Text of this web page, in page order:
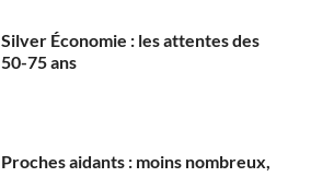
Silver Économie : les attentes des
50-75 ans
Proches aidants : moins nombreux,